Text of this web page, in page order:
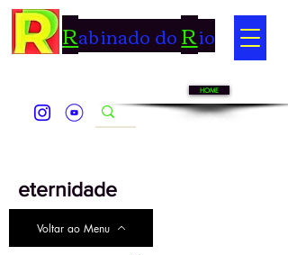
Rabinado doRio
HOME
eternidade
Voltar ao Menu